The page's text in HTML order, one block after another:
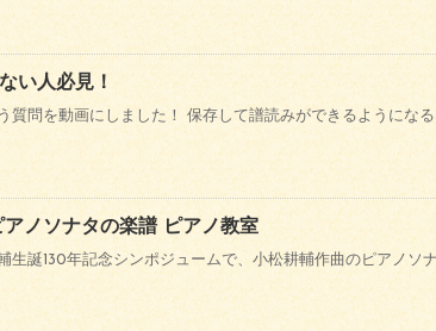
い人必見！
質問を動画にしました！ 保存して譜読みができるようにな
ノソナタの楽譜 ピアノ教室
生誕130年記念シンポジュームで、小松耕輔作曲のピアノソ